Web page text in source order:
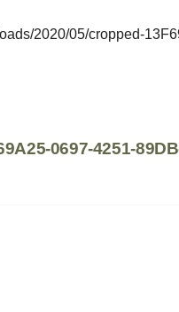
2020/05/cropped-
0697-4251-